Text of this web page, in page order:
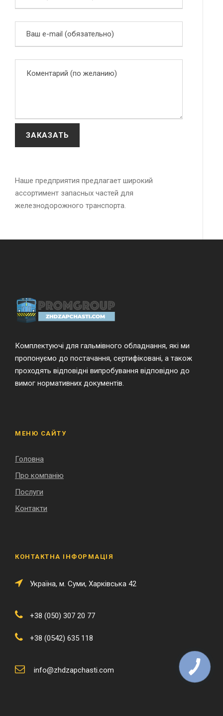
Наше предприятия предлагает широкий
ассортимент запасных частей для
железнодорожного транспорта.
Комплектуючі для гальмівного обладнання, які ми
пропонуємо до постачання, сертифіковані, а також
проходять відповідні випробування відповідно до
вимог нормативних документів.
МЕНЮ САЙТУ
Головна
Про компанію
Послуги
Контакти
КОНТАКТНА ІНФОРМАЦІЯ
Українa, м. Суми, Харківська 42
+38 (050) 307 20 77
+38 (0542) 635 118
info@zhdzapchasti.com